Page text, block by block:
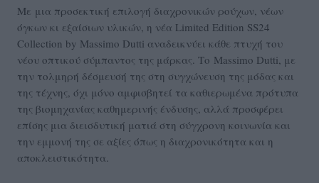
Με μια προσεκτική επιλογή διαχρονικών ρούχων, νέων
όγκων κι εξαίσιων υλικών, η νέα Limited Edition SS24
Collection by Massimo Dutti αναδεικνύει κάθε πτυχή του
νέου οπτικού σύμπαντος της μάρκας. Το Massimo Dutti, με
την τολμηρή δέσμευσή της στη συγχώνευση της μόδας και
της τέχνης, όχι μόνο αμφισβητεί τα καθιερωμένα πρότυπα
της βιομηχανίας καθημερινής ένδυσης, αλλά προσφέρει
επίσης μια διεισδυτική ματιά στη σύγχρονη κοινωνία και
την εμμονή της σε αξίες όπως η διαχρονικότητα και η
αποκλειστικότητα.